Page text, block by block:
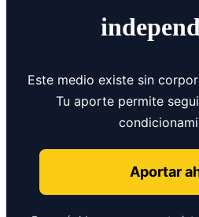
Este medio existe sin
Tu aporte permite
Aportar